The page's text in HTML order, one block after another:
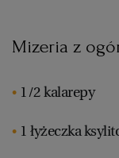
Mizeria z
1/2 kalarepy
1 łyżeczka